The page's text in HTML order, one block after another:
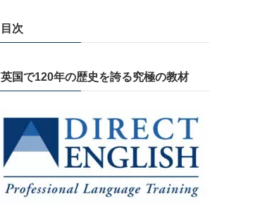
目次
英国で120年の歴史を誇る究極の教材